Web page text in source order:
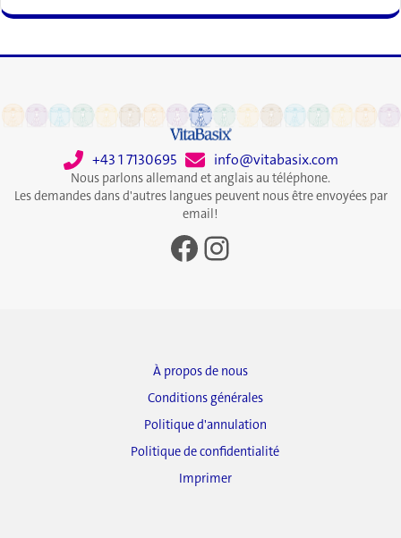
+43 1 7130695 info@vitabasix.com
Nous parlons allemand et anglais au téléphone.
Les demandes dans d'autres langues peuvent nous être envoyées par
email!
Facebook
Instagram
À propos de nous
Conditions générales
Politique d'annulation
Politique de confidentialité
Imprimer